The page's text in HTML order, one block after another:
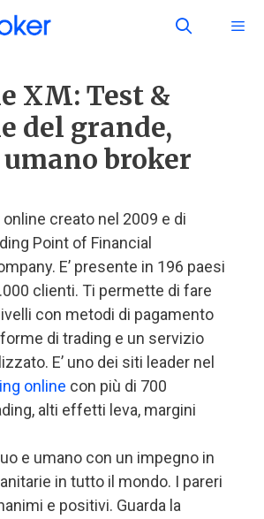
XM: Test &
del grande,
broker
creato nel 2009 e di
Point of Financial
E’ presente in 196 paesi
clienti. Ti permette di fare
con metodi di pagamento
di trading e un servizio
E’ uno dei siti leader nel
online con più di 700
alti effetti leva, margini
e umano con un impegno in
in tutto il mondo. I pareri
e positivi. Guarda la